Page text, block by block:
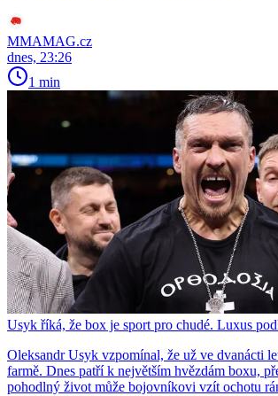
MMAMAG.cz
dnes, 23:26
1 min
Usyk říká, že box je sport pro chudé. Luxus
Oleksandr Usyk vzpomínal, že už ve dvanácti
farmě. Dnes patří k největším hvězdám boxu,
pohodlný život může bojovníkovi vzít ochotu